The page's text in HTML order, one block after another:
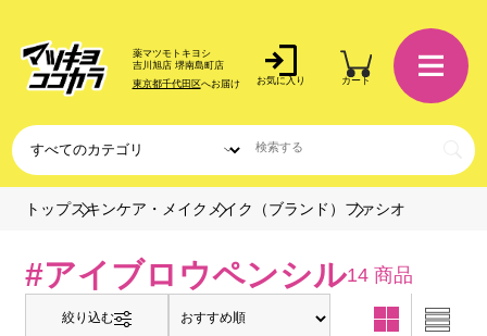
薬マツモトキヨシ
吉川旭店 堺南島町店
東京都千代田区へお届け お気に入り カート
トップスキンケア・メイク メイク（ブランド） ファシオ
#アイブロウペンシル14 商品
絞り込む